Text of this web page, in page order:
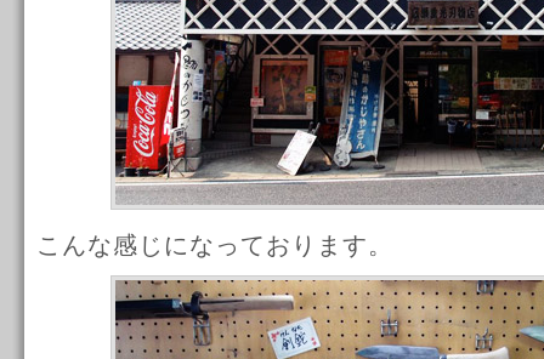
こんな感じになっております。